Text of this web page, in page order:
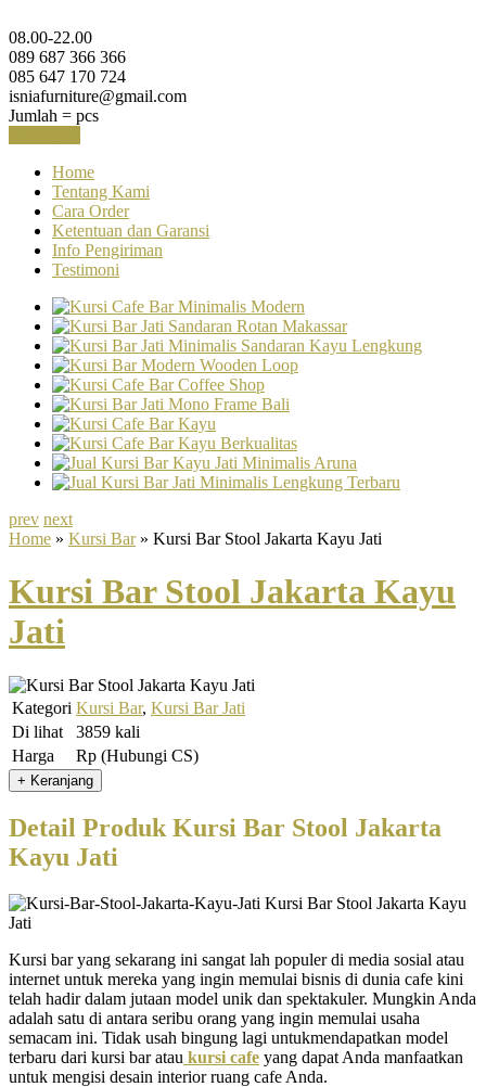
08.00-22.00
089 687 366 366
085 647 170 724
isniafurniture@gmail.com
Jumlah = pcs
Home
Tentang Kami
Cara Order
Ketentuan dan Garansi
Info Pengiriman
Testimoni
prev next
Home » Kursi Bar» Kursi Bar Stool Jakarta Kayu Jati
Kursi Bar Stool Jakarta Kayu
Jati
Kategori Kursi Bar, Kursi Bar Jati
Di lihat
3859 kali
Harga
Rp (Hubungi CS)
Detail Produk Kursi Bar Stool Jakarta
Kayu Jati
Kursi bar yang sekarang ini sangat lah populer di media sosial atau
internet untuk mereka yang ingin memulai bisnis di dunia cafe kini
telah hadir dalam jutaan model unik dan spektakuler. Mungkin Anda
adalah satu di antara seribu orang yang ingin memulai usaha
semacam ini. Tidak usah bingung lagi untukmendapatkan model
terbaru dari kursi bar atau kursi cafe yang dapat Anda manfaatkan
untuk mengisi desain interior ruang cafe Anda.